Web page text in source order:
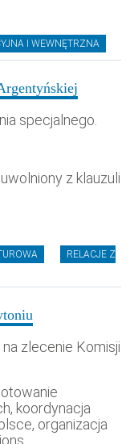
I WEWNĘTRZNA
specjalnego.
z klauzuli
RELACJE Z
zlecenie Komisji
koordynacja
organizacja